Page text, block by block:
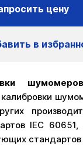
цену
в
IEC
стандартов